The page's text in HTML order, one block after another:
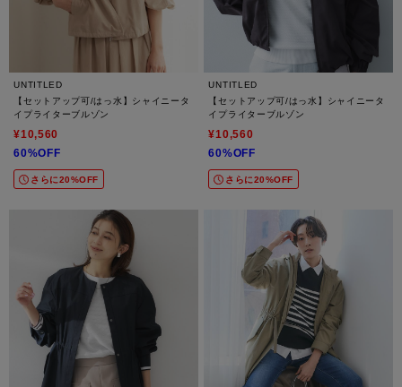
UNTITLED
【セットアップ可/はっ水】シャイニータ
イプライターブルゾン
¥10,560
60%OFF
さらに20%OFF
UNTITLED
【セットアップ可/はっ水】シャイニータ
イプライターブルゾン
¥10,560
60%OFF
さらに20%OFF